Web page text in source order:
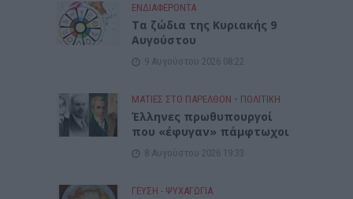
ΕΝΔΙΑΦΕΡΟΝΤΑ
Τα ζώδια της Κυριακής 9
Αυγούστου
9 Αυγούστου 2026 08:22
ΜΑΤΙΕΣ ΣΤΟ ΠΑΡΕΛΘΟΝ • ΠΟΛΙΤΙΚΗ
Έλληνες πρωθυπουργοί
που «έφυγαν» πάμφτωχοι
8 Αυγούστου 2026 19:33
ΓΕΎΣΗ - ΨΥΧΑΓΩΓΊΑ